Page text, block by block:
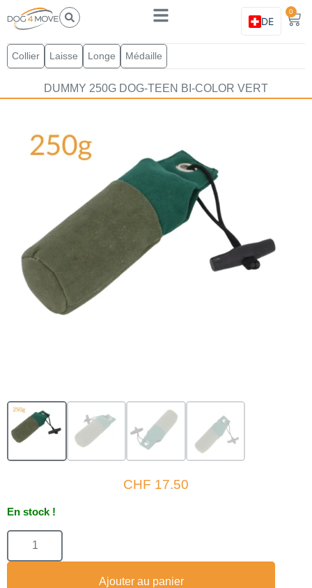
DE
0
Collier Laisse Longe Médaille
DUMMY 250G DOG-TEEN BI-COLOR VERT
CHF 17.50
En stock !
Ajouter au panier